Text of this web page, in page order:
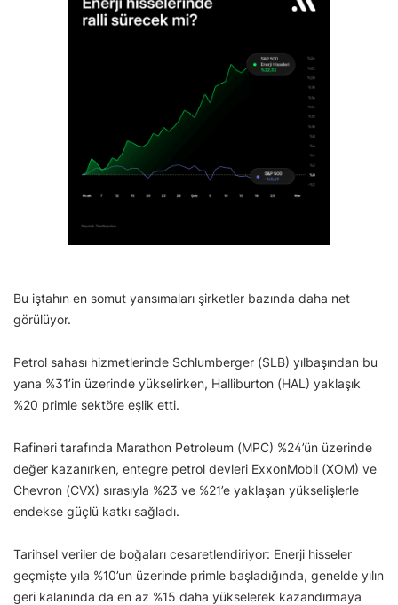
Bu iştahın en somut yansımaları şirketler bazında daha net
görülüyor.
Petrol sahası hizmetlerinde Schlumberger (SLB) yılbaşından bu
yana %31’in üzerinde yükselirken, Halliburton (HAL) yaklaşık
%20 primle sektöre eşlik etti.
Rafineri tarafında Marathon Petroleum (MPC) %24’ün üzerinde
değer kazanırken, entegre petrol devleri ExxonMobil (XOM) ve
Chevron (CVX) sırasıyla %23 ve %21’e yaklaşan yükselişlerle
endekse güçlü katkı sağladı.
Tarihsel veriler de boğaları cesaretlendiriyor: Enerji hisseler
geçmişte yıla %10’un üzerinde primle başladığında, genelde yılın
geri kalanında da en az %15 daha yükselerek kazandırmaya